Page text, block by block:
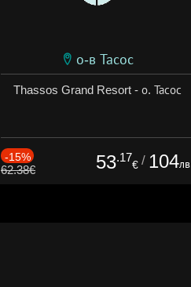
о-в Тасос
Thassos Grand Resort - о. Тасос
-15%
62.38€ 53.17
€ / 104лв.